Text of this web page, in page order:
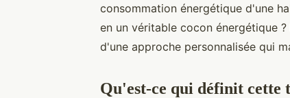
consommation énergétique d'une
en un véritable cocon énergétique
d'une approche personnalisée qui
Qu'est-ce qui définit cette